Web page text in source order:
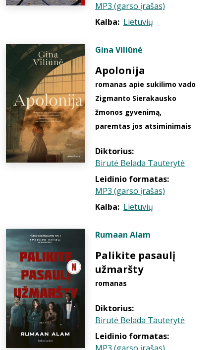
MP3 (garso įrašas)
Kalba: Lietuvių
Gina Viliūnė
Apolonija
romanas apie sukilimo vado
Zigmanto Sierakausko
žmonos gyvenimą,
paremtas jos atsiminimais
Diktorius:
Birutė Belada Tauterytė
Leidinio formatas:
MP3 (garso įrašas)
Kalba: Lietuvių
Rumaan Alam
Palikite pasaulį
užmaršty
romanas
Diktorius:
Birutė Belada Tauterytė
Leidinio formatas: